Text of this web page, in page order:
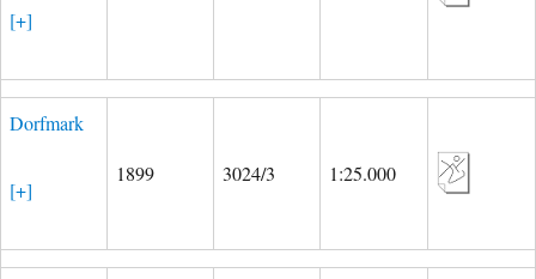
[+]
Dorfmark
[+]
1899 3024/3 1:25.000